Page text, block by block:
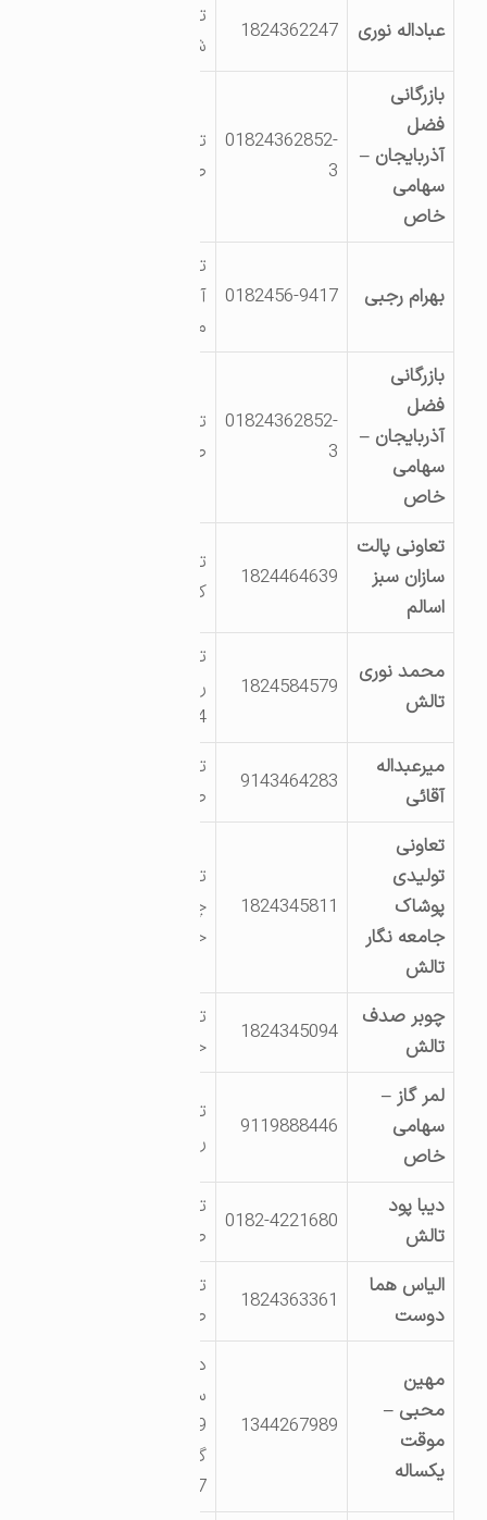
عباداله نوری 1824362247
تالش روستای
شیراباد
بازرگانی
فضل
آذربایجان –
سهامی
خاص
01824362852-
تالش شهرک
صنعتی
بهرام رجبی 0182456-9417
تالش اسالم خلیف
آباد کوچه بانک
بازرگانی
فضل
آذربایجان –
سهامی
خاص
01824362852-
تالش شهرک
صنعتی
تعاونی پالت
سازان سبز
اسالم
1824464639
تالش روستای اوله
کری طولارود
محمد نوری
تالش
1824584579
تالش لیسار
روبروی کلانتری
میرعبداله
آقائی
9143464283
تالش شهرک
صنعتی
تعاونی
تولیدی
پوشاک
جامعه نگار
تالش
1824345811
تالش چوبر
چهارراه نرگس
خاتون
چوبر صدف
تالش
1824345094
تالش بخش
حویق روستای لمر
لمر گاز –
سهامی
خاص
9119888446
تالش – اسالم
روستای لمر سفلی
دیبا پود
تالش
0182-4221680
تالش-شهرک
صنعتی
الیاس هما
دوست
1824363361
تالش شهرک
صنعتی
مهین
محبی –
موقت
یکساله
1344267989
دهستان خاله
گیلان-شماره نسق